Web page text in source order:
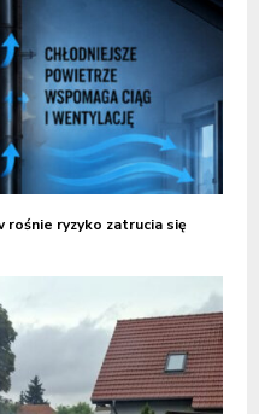
rośnie ryzyko zatrucia się